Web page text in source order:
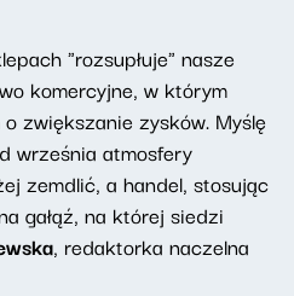
"rozsupłuje" nasze
komercyjne, w którym
zwiększanie zysków. Myślę
września atmosfery
zemdlić, a handel, stosując
gałąź, na której siedzi
, redaktorka naczelna